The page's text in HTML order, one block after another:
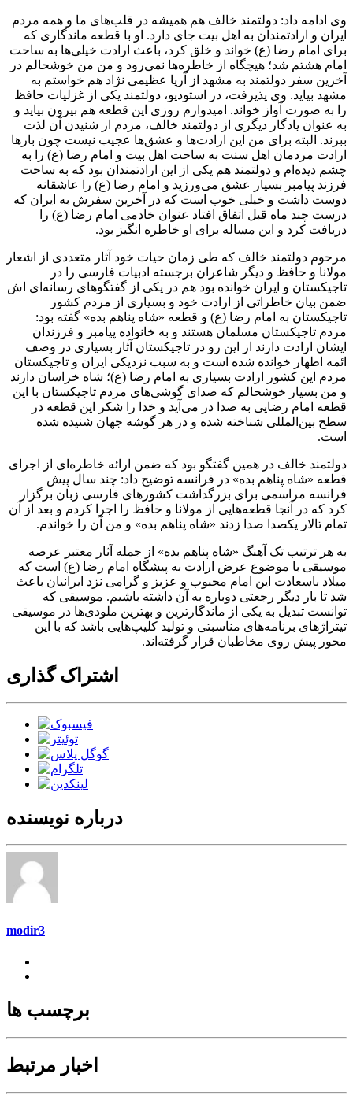
وی ادامه داد: دولتمند خالف هم همیشه در قلب‌های ما و همه مردم
ایران و ارادتمندان به اهل بیت جای دارد. او با قطعه ماندگاری که
برای امام رضا (ع) خواند و خلق کرد، باعث ارادت خیلی‌ها به ساحت
امام هشتم شد؛ هیچگاه از خاطره‌ها نمی‌رود و من من خوشحالم در
آخرین سفر دولتمند به مشهد از آریا عظیمی نژاد هم خواستم به
مشهد بیاید. وی پذیرفت، در استودیو، دولتمند یکی از غزلیات حافظ
را به صورت آواز خواند. امیدوارم روزی این قطعه هم بیرون بیاید و
به عنوان یادگار دیگری از دولتمند خالف، مردم از شنیدن آن لذت
ببرند. البته برای من این ارادت‌ها و عشق‌ها عجیب نیست چون بارها
ارادت مردمان اهل سنت به ساحت اهل بیت و امام رضا (ع) را به
چشم دیده‌ام و دولتمند هم یکی از این ارادتمندان بود که به ساحت
فرزند پیامبر بسیار عشق می‌ورزید و امام رضا (ع) را عاشقانه
دوست داشت و خیلی خوب است که در آخرین سفرش به ایران که
درست چند ماه قبل اتفاق افتاد عنوان خادمی امام رضا (ع) را
دریافت کرد و این مساله برای او خاطره انگیز بود.
مرحوم دولتمند خالف که طی زمان حیات خود آثار متعددی از اشعار
مولانا و حافظ و دیگر شاعران برجسته ادبیات فارسی را در
تاجیکستان و ایران خوانده بود هم در یکی از گفتگوهای رسانه‌ای اش
ضمن بیان خاطراتی از ارادت خود و بسیاری از مردم کشور
تاجیکستان به امام رضا (ع) و قطعه «شاه پناهم بده» گفته بود:
مردم تاجیکستان مسلمان هستند و به خانواده پیامبر و فرزندان
ایشان ارادت دارند از این رو در تاجیکستان آثار بسیاری در وصف
ائمه اطهار خوانده شده است و به سبب نزدیکی ایران و تاجیکستان
مردم این کشور ارادت بسیاری به امام رضا (ع)؛ شاه خراسان دارند
و من بسیار خوشحالم که صدای گوشی‌های مردم تاجیکستان با این
قطعه امام رضایی به صدا در می‌آید و خدا را شکر این قطعه در
سطح بین‌المللی شناخته شده و در هر گوشه جهان شنیده شده
است.
دولتمند خالف در همین گفتگو بود که ضمن ارائه خاطره‌ای از اجرای
قطعه «شاه پناهم بده» در فرانسه توضیح داد: چند سال پیش
فرانسه مراسمی برای بزرگداشت کشورهای فارسی زبان برگزار
کرد که در آنجا قطعه‌هایی از مولانا و حافظ را اجرا کردم و بعد از آن
تمام تالار یکصدا صدا زدند «شاه پناهم بده» و من آن را خواندم.
به هر ترتیب تک آهنگ «شاه پناهم بده» از جمله آثار معتبر عرصه
موسیقی با موضوع عرض ارادت به پیشگاه امام رضا (ع) است که
میلاد باسعادت این امام محبوب و عزیز و گرامی نزد ایرانیان باعث
شد تا بار دیگر رجعتی دوباره به آن داشته باشیم. موسیقی که
توانست تبدیل به یکی از ماندگارترین و بهترین ملودی‌ها در موسیقی
تیتراژهای برنامه‌های مناسبتی و تولید کلیپ‌هایی باشد که با این
محور پیش روی مخاطبان قرار گرفته‌اند.
اشتراک گذاری
درباره نویسنده
modir3
برچسب ها
اخبار مرتبط